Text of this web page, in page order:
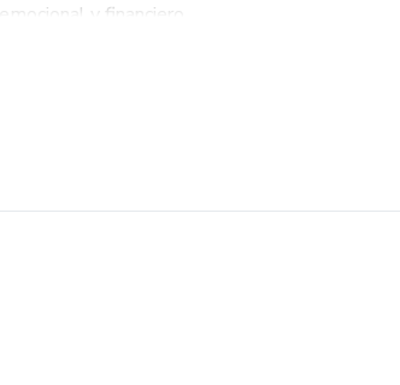
y financiero.